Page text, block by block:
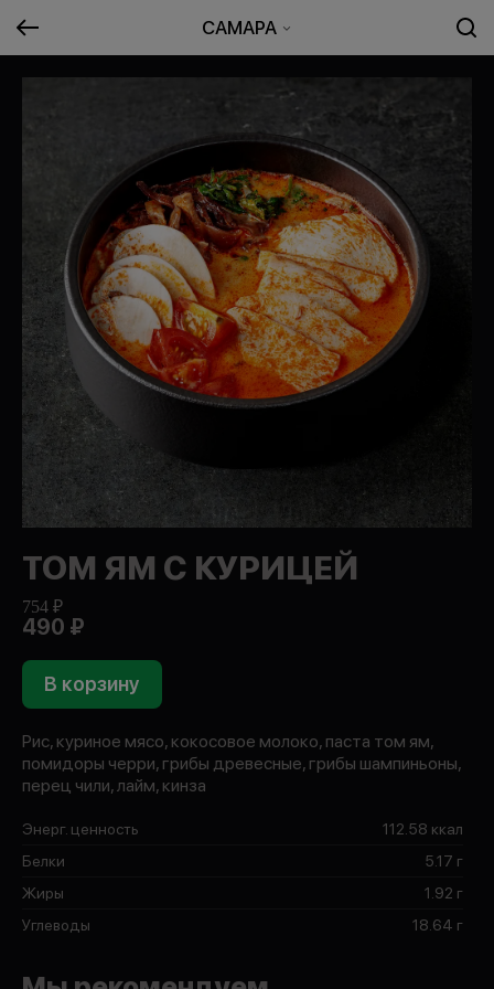
САМАРА
ТОМ ЯМ С КУРИЦЕЙ
754 ₽
490 ₽
В корзину
Рис, куриное мясо, кокосовое молоко, паста том ям,
помидоры черри, грибы древесные, грибы шампиньоны,
перец чили, лайм, кинза
Энерг. ценность
112.58 ккал
Белки
5.17 г
Жиры
1.92 г
Углеводы
18.64 г